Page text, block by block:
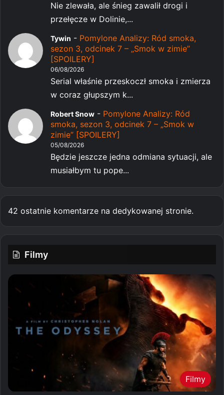
Nie zlewała, ale śnieg zawalił drogi i
przełęcze w Dolinie,...
Tywin - Pomylone Analizy: Ród smoka,
sezon 3, odcinek 7 – „Smok w zimie”
[SPOILERY]
06/08/2026
Serial właśnie przeskoczł smoka i zmierza
w coraz głupszym k...
Robert Snow - Pomylone Analizy: Ród
smoka, sezon 3, odcinek 7 – „Smok w
zimie” [SPOILERY]
05/08/2026
Będzie jeszcze jedna odmiana sytuacji, ale
musiałbym tu pope...
42 ostatnie komentarze na dedykowanej stronie.
Filmy
Filmy